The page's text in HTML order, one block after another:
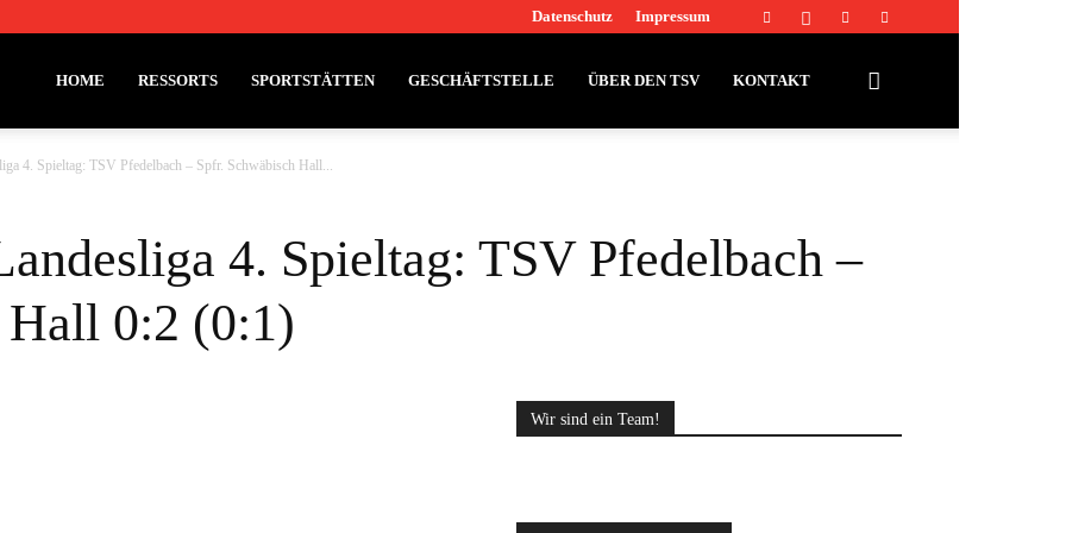
Datenschutz Impressum
HOME RESSORTS SPORTSTÄTTEN GESCHÄFTSTELLE ÜBER DEN TSV KONTAKT
4. Spieltag: TSV Pfedelbach – Spfr. Schwäbisch Hall...
4. Spieltag: TSV Pfedelbach –
Hall 0:2 (0:1)
Wir sind ein Team!